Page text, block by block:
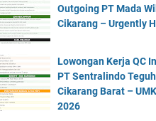
Outgoing PT Mada
Cikarang – Urgently
Lowongan Kerja QC
PT Sentralindo
Cikarang Barat –
2026